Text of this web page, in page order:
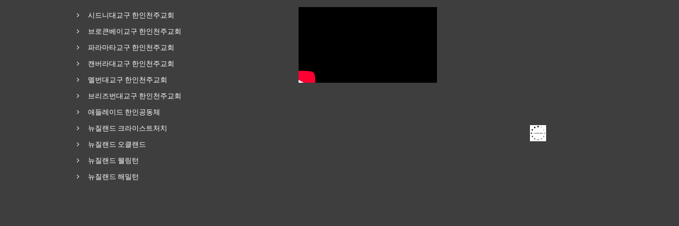
시드니대교구 한인천주교회
브로큰베이교구 한인천주교회
파라마타교구 한인천주교회
캔버라대교구 한인천주교회
멜번대교구 한인천주교회
브리즈번대교구 한인천주교회
애들레이드 한인공동체
뉴질랜드 크라이스트처치
뉴질랜드 오클랜드
뉴질랜드 웰링턴
뉴질랜드 해밀턴